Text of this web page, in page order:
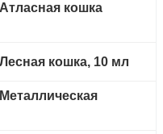
кошка
кошка, 10 мл